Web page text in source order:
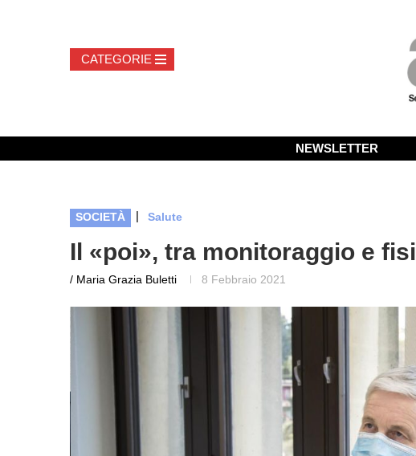
NEWSLETTER
SOCIETÀ | Salute
Il «poi», tra monitoraggio e
/ Maria Grazia Buletti 8 Febbraio 2021